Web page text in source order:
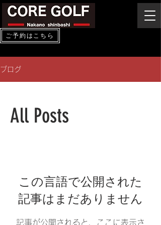
ご予約はこちら
ブログ
All Posts
この言語で公開された
記事はまだありません
記事が公開されると、ここに表示さ